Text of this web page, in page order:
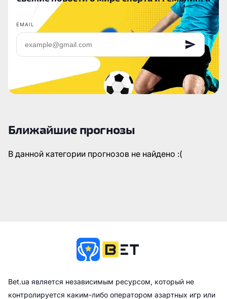
EMAIL
Ближайшие прогнозы
В данной категории прогнозов не найдено :(
Bet.ua является независимым ресурсом, который не
контролируется каким-либо оператором азартных игр или